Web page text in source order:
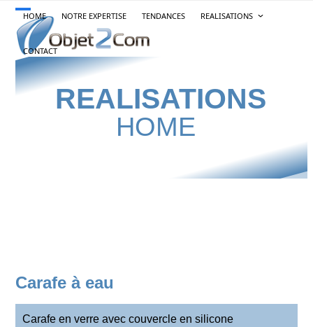
Skip
content
HOME NOTRE EXPERTISE TENDANCES REALISATIONS
CONTACT
Open
mobile
menu
Close
mobile
menu
REALISATIONS
HOME
Carafe à eau
Carafe en verre avec couvercle en silicone